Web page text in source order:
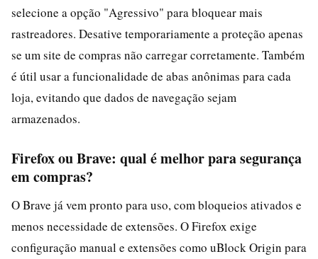
selecione a opção "Agressivo" para bloquear mais
rastreadores. Desative temporariamente a proteção apenas
se um site de compras não carregar corretamente. Também
é útil usar a funcionalidade de abas anônimas para cada
loja, evitando que dados de navegação sejam
armazenados.
Firefox ou Brave: qual é melhor para segurança
em compras?
O Brave já vem pronto para uso, com bloqueios ativados e
menos necessidade de extensões. O Firefox exige
configuração manual e extensões como uBlock Origin para